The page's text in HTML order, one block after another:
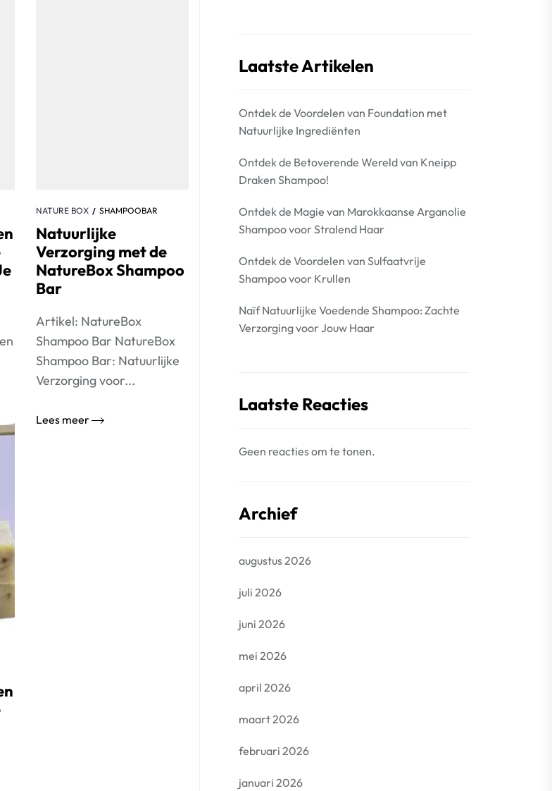
NATURE BOX SHAMPOOBAR
Natuurlijke
Verzorging met de
NatureBox Shampoo
Bar
Artikel: NatureBox
Shampoo Bar NatureBox
Shampoo Bar: Natuurlijke
Verzorging voor...
Lees meer
Laatste Artikelen
Ontdek de Voordelen van Foundation met
Natuurlijke Ingrediënten
Ontdek de Betoverende Wereld van Kneipp
Draken Shampoo!
Ontdek de Magie van Marokkaanse Arganolie
Shampoo voor Stralend Haar
Ontdek de Voordelen van Sulfaatvrije
Shampoo voor Krullen
Naïf Natuurlijke Voedende Shampoo: Zachte
Verzorging voor Jouw Haar
Laatste Reacties
Geen reacties om te tonen.
Archief
augustus 2026
juli 2026
juni 2026
mei 2026
april 2026
maart 2026
februari 2026
januari 2026